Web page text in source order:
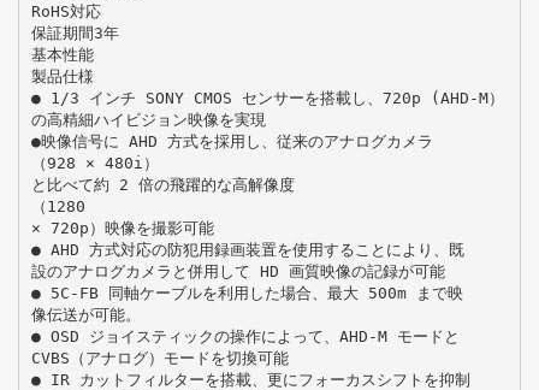
RoHS対応
保証期間3年
基本性能
製品仕様
● 1/3 インチ SONY CMOS センサーを搭載し、720p (AHD-M）
の高精細ハイビジョン映像を実現
●映像信号に AHD 方式を採用し、従来のアナログカメラ
（928 × 480i）
と比べて約 2 倍の飛躍的な高解像度
（1280
× 720p）映像を撮影可能
● AHD 方式対応の防犯用録画装置を使用することにより、既
設のアナログカメラと併用して HD 画質映像の記録が可能
● 5C-FB 同軸ケーブルを利用した場合、最大 500m まで映
像伝送が可能。
● OSD ジョイスティックの操作によって、AHD-M モードと
CVBS（アナログ）モードを切換可能
● IR カットフィルターを搭載、更にフォーカスシフトを抑制